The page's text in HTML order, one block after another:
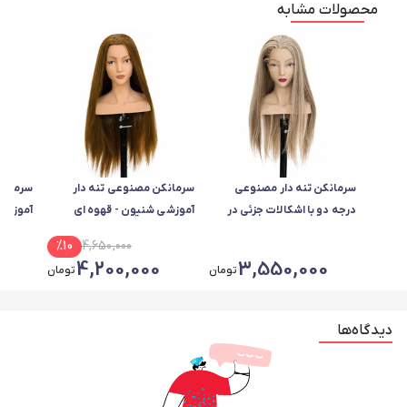
محصولات مشابه
سرمانکن تنه دار مصنوعی
درجه دو با اشکالات جزئی در
3,550,000تومان
سرمانکن مصنوعی تنه دار
آموزشی شنیون - قهوه ای
4,650,000
%10
4,200,000تومان
دیدگاه‌ها